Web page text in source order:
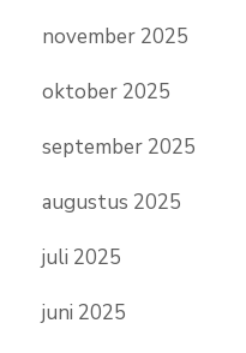
november 2025
oktober 2025
september 2025
augustus 2025
juli 2025
juni 2025